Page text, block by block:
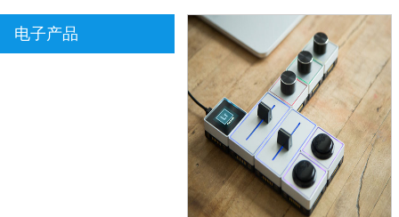
电子产品